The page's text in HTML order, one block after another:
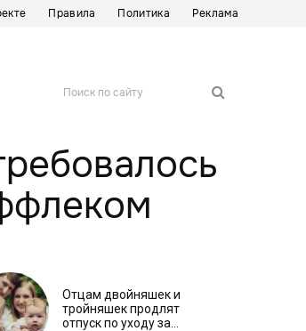
Правила Политика Реклама
Поиск по сайту
Отцам двойняшек и
тройняшек продлят
отпуск по уходу за